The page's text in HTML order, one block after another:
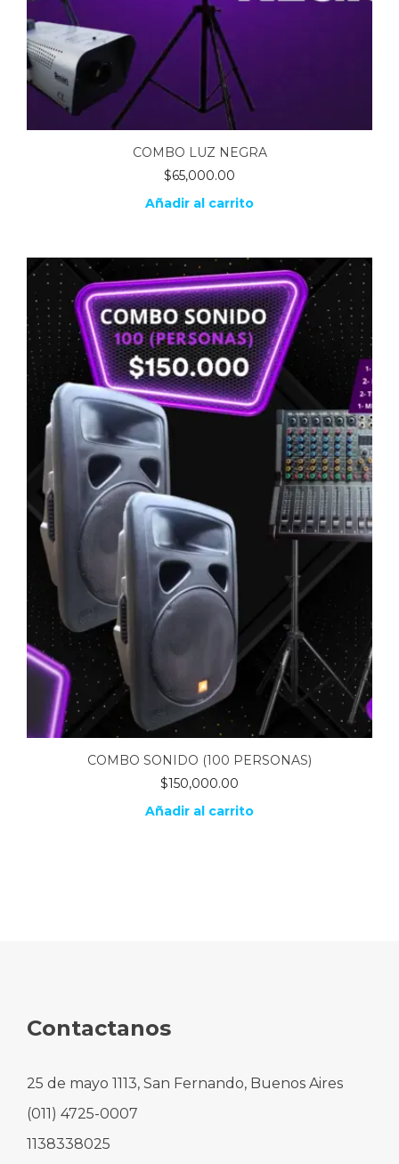
COMBO LUZ NEGRA
$65,000.00
Añadir al carrito
COMBO SONIDO (100 PERSONAS)
$150,000.00
Añadir al carrito
Contactanos
25 de mayo 1113, San Fernando, Buenos Aires
(011) 4725-0007
1138338025